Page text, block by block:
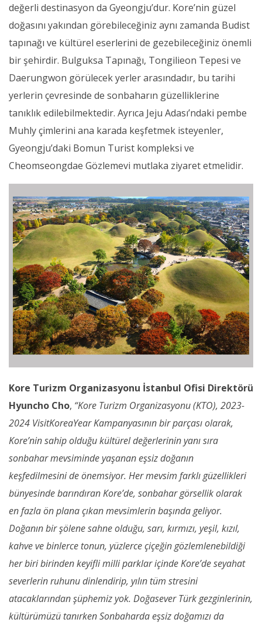
değerli destinasyon da Gyeongju’dur. Kore’nin güzel
doğasını yakından görebileceğiniz aynı zamanda Budist
tapınağı ve kültürel eserlerini de gezebileceğiniz önemli
bir şehirdir. Bulguksa Tapınağı, Tongilieon Tepesi ve
Daerungwon görülecek yerler arasındadır, bu tarihi
yerlerin çevresinde de sonbaharın güzelliklerine
tanıklık edilebilmektedir. Ayrıca Jeju Adası’ndaki pembe
Muhly çimlerini ana karada keşfetmek isteyenler,
Gyeongju’daki Bomun Turist kompleksi ve
Cheomseongdae Gözlemevi mutlaka ziyaret etmelidir.
Kore Turizm Organizasyonu İstanbul Ofisi Direktörü
Hyuncho Cho, “Kore Turizm Organizasyonu (KTO), 2023-
2024 VisitKoreaYear Kampanyasının bir parçası olarak,
Kore’nin sahip olduğu kültürel değerlerinin yanı sıra
sonbahar mevsiminde yaşanan eşsiz doğanın
keşfedilmesini de önemsiyor. Her mevsim farklı güzellikleri
bünyesinde barındıran Kore’de, sonbahar görsellik olarak
en fazla ön plana çıkan mevsimlerin başında geliyor.
Doğanın bir şölene sahne olduğu, sarı, kırmızı, yeşil, kızıl,
kahve ve binlerce tonun, yüzlerce çiçeğin gözlemlenebildiği
her biri birinden keyifli milli parklar içinde Kore’de seyahat
severlerin ruhunu dinlendirip, yılın tüm stresini
atacaklarından şüphemiz yok. Doğasever Türk gezginlerinin,
kültürümüzü tanırken Sonbaharda eşsiz doğamızı da